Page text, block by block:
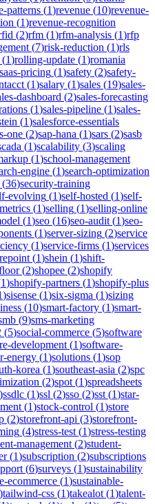
patterns (1)revenue (10)revenue-
(1)revenue-recognition
(2)rfm (1)rfm-analysis (1)rfp
(7)risk-reduction (1)rls
(1)rolling-update (1)romania
saas-pricing (1)safety (2)safety-
(1)salary (1)sales (19)sales-
dashboard (2)sales-forecasting
(1)sales-pipeline (1)sales-
(1)salesforce-essentials
one (2)sap-hana (1)sars (2)sasb
(1)scalability (3)scaling
(1)school-management
engine (1)search-optimization
(36)security-training
evolving (1)self-hosted (1)self-
(1)selling (1)selling-online
(1)seo (16)seo-audit (1)seo-
(1)server-sizing (2)service
(1)service-firms (1)services
(1)shein (1)shift-
(2)shopee (2)shopify
1)shopify-partners (1)shopify-plus
)sisense (1)six-sigma (1)sizing
(10)smart-factory (1)smart-
(9)sms-marketing
(5)social-commerce (5)software
development (1)software-
energy (1)solutions (1)sop
korea (1)southeast-asia (2)spc
(2)spot (1)spreadsheets
)ssdlc (1)ssl (2)sso (2)sst (1)star-
(1)stock-control (1)store
(2)storefront-api (3)storefront-
(4)stress-test (1)stress-testing
management (2)student-
(1)subscription (2)subscriptions
(6)surveys (1)sustainability
ecommerce (1)sustainable-
)tailwind-css (1)takealot (1)talent-